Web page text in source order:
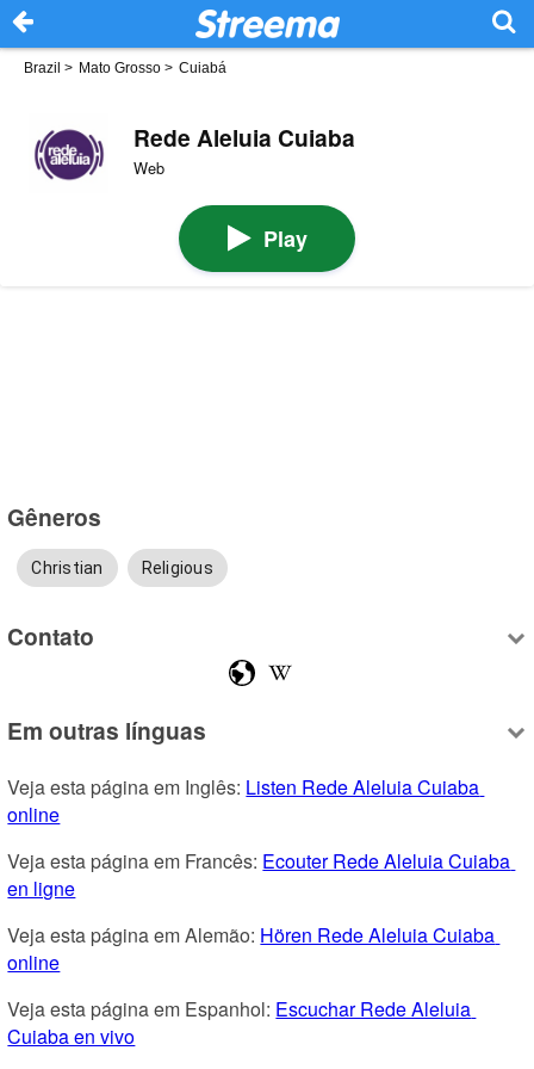
Brazil > Mato Grosso > Cuiabá
Rede Aleluia Cuiaba
Web
Play
Gêneros
Christian Religious
Contato
Em outras línguas
Veja esta página em Inglês: Listen Rede Aleluia Cuiaba
online
Veja esta página em Francês: Ecouter Rede Aleluia Cuiaba
en ligne
Veja esta página em Alemão: Hören Rede Aleluia Cuiaba
online
Veja esta página em Espanhol: Escuchar Rede Aleluia
Cuiaba en vivo